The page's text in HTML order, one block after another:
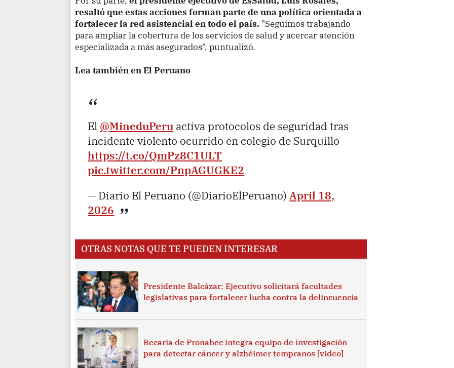
resaltó que estas acciones forman parte de una política orientada a
fortalecer la red asistencial en todo el país. "Seguimos trabajando
para ampliar la cobertura de los servicios de salud y acercar atención
especializada a más asegurados", puntualizó.
Lea también en El Peruano
El @MineduPeru activa protocolos de seguridad tras
incidente violento ocurrido en colegio de Surquillo
https://t.co/QmPz8C1ULT
pic.twitter.com/PnpAGUGKE2
— Diario El Peruano (@DiarioElPeruano)April 18,
2026
OTRAS NOTAS QUE TE PUEDEN INTERESAR
Presidente Balcázar: Ejecutivo solicitará facultades
legislativas para fortalecer lucha contra la delincuencia
Becaria de Pronabec integra equipo de investigación
para detectar cáncer y alzhéimer tempranos [video]